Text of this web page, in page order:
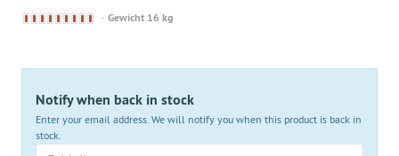
Derzeit
Gewicht 16 kg
Notify when back in stock
Enter your email address. We will notify you when this product is back in
stock.